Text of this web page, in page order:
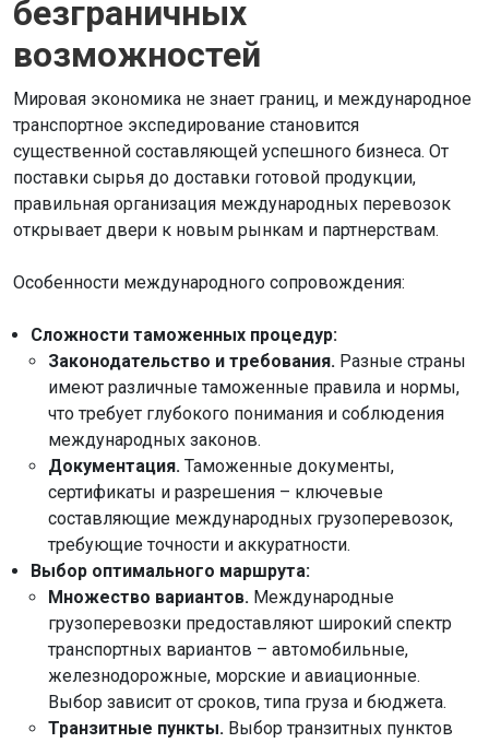
безграничных
возможностей
Мировая экономика не знает границ, и международное
транспортное экспедирование становится
существенной составляющей успешного бизнеса. От
поставки сырья до доставки готовой продукции,
правильная организация международных перевозок
открывает двери к новым рынкам и партнерствам.
Особенности международного сопровождения:
Сложности таможенных процедур:
Законодательство и требования. Разные страны
имеют различные таможенные правила и нормы,
что требует глубокого понимания и соблюдения
международных законов.
Документация. Таможенные документы,
сертификаты и разрешения – ключевые
составляющие международных грузоперевозок,
требующие точности и аккуратности.
Выбор оптимального маршрута:
Множество вариантов. Международные
грузоперевозки предоставляют широкий спектр
транспортных вариантов – автомобильные,
железнодорожные, морские и авиационные.
Выбор зависит от сроков, типа груза и бюджета.
Транзитные пункты. Выбор транзитных пунктов